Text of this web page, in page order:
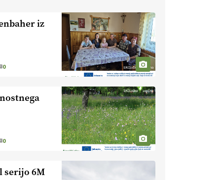
je res varnejša?
EKOloško =
logično:
vinogradniško in
vinarsko
posestvo
EKOloško =
logično: ekološka
kmetija KURNIK
EKOloško =
logično: ekološka
kmetija HOMAR
EKOloško =
iz
0
0
serijo 6M